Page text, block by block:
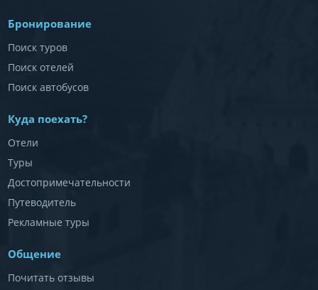
Бронирование
Поиск туров
Поиск отелей
Поиск автобусов
Куда поехать?
Отели
Туры
Достопримечательности
Путеводитель
Рекламные туры
Общение
Почитать отзывы